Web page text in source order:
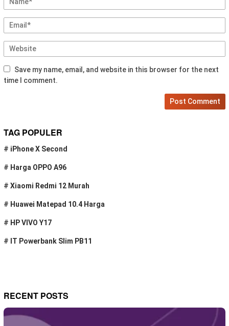
Save my name, email, and website in this browser for the next
time I comment.
TAG POPULER
# iPhone X Second
# Harga OPPO A96
# Xiaomi Redmi 12 Murah
# Huawei Matepad 10.4 Harga
# HP VIVO Y17
# IT Powerbank Slim PB11
RECENT POSTS